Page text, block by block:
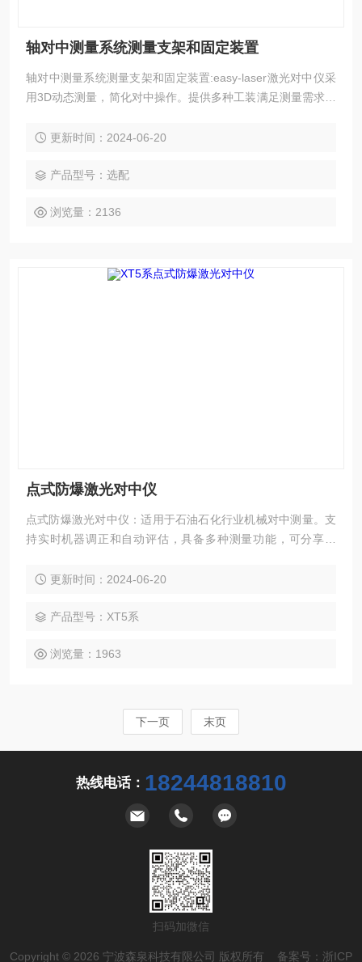
轴对中测量系统测量支架和固定装置
轴对中测量系统测量支架和固定装置:easy-laser激光对中仪采
用3D动态测量，简化对中操作。提供多种工装满足测量需求，
配件，以适应不同轴直径和安装环境，简化对中流程。
更新时间：2024-06-20
产品型号：选配
浏览量：2136
点式防爆激光对中仪
点式防爆激光对中仪：适用于石油石化行业机械对中测量。支
持实时机器调正和自动评估，具备多种测量功能，可分享结
更新时间：2024-06-20
产品型号：XT5系
浏览量：1963
下一页 末页
热线电话： 18244818810
扫码加微信
Copyright © 2026 宁波森泉科技有限公司 版权所有 备案号： 浙ICP